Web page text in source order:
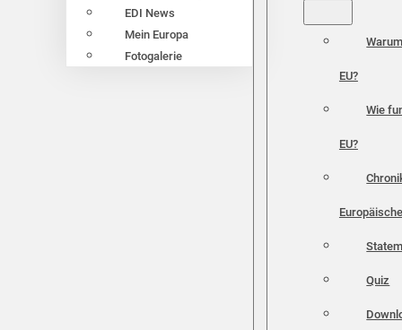
EDI News
Mein Europa
Fotogalerie
EU?
Wie
EU?
Quiz